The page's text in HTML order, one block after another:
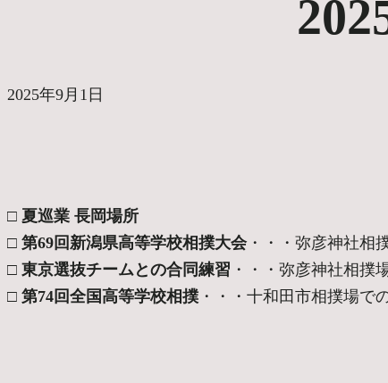
2025年9月1日
□ 夏巡業 長岡場所
□ 第69回新潟県高等学校相撲大会・・・弥彦神社相
□ 東京選抜チームとの合同練習 ・・・弥彦神社相撲
□ 第74回全国高等学校相撲 ・・・十和田市相撲場で